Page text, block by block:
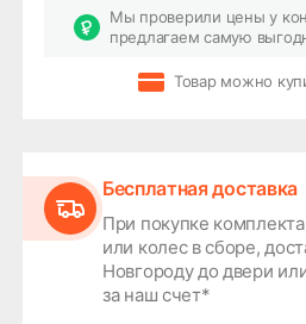
Мы проверили цены у
предлагаем самую
Товар можно
Бесплатная доставка
При покупке
или колес в сборе,
Новгороду до двери
за наш счет*